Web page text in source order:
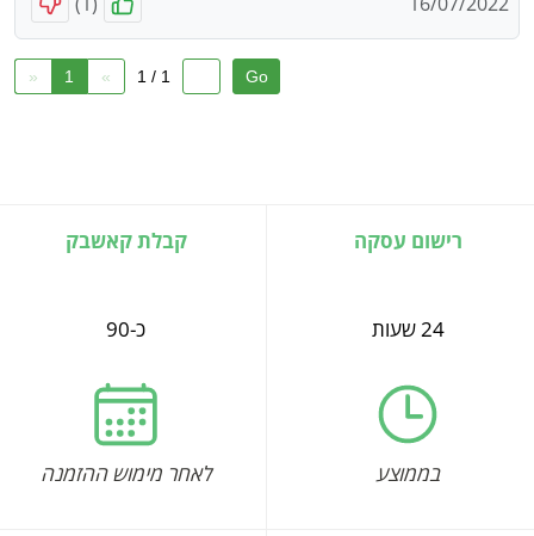
« 1 » 1 / 1
רישום עסקה
24 שעות
בממוצע
קבלת קאשבק
כ-90
לאחר מימוש ההזמנה